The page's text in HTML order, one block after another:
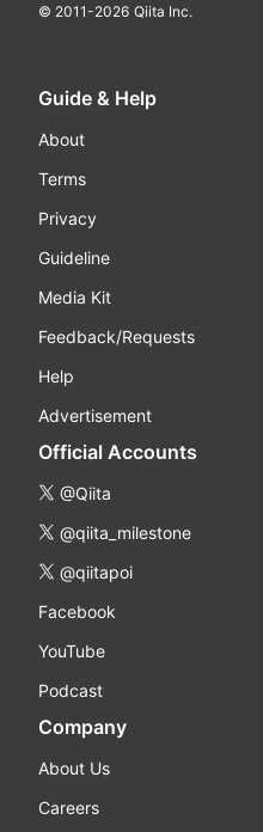
© 2011-2026 Qiita Inc.
Guide & Help
About
Terms
Privacy
Guideline
Media Kit
Feedback/Requests
Help
Advertisement
Official Accounts
@Qiita
@qiita_milestone
@qiitapoi
Facebook
YouTube
Podcast
Company
About Us
Careers